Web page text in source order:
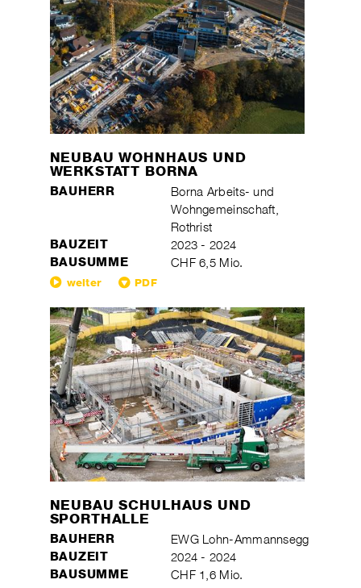
NEUBAU WOHNHAUS UND
WERKSTATT BORNA
BAUHERR
Borna Arbeits- und
Wohngemeinschaft,
Rothrist
BAUZEIT 2023 - 2024
BAUSUMME CHF 6,5 Mio.
weiter PDF
NEUBAU SCHULHAUS UND
SPORTHALLE
BAUHERR EWG Lohn-Ammannsegg
BAUZEIT 2024 - 2024
BAUSUMME CHF 1,6 Mio.